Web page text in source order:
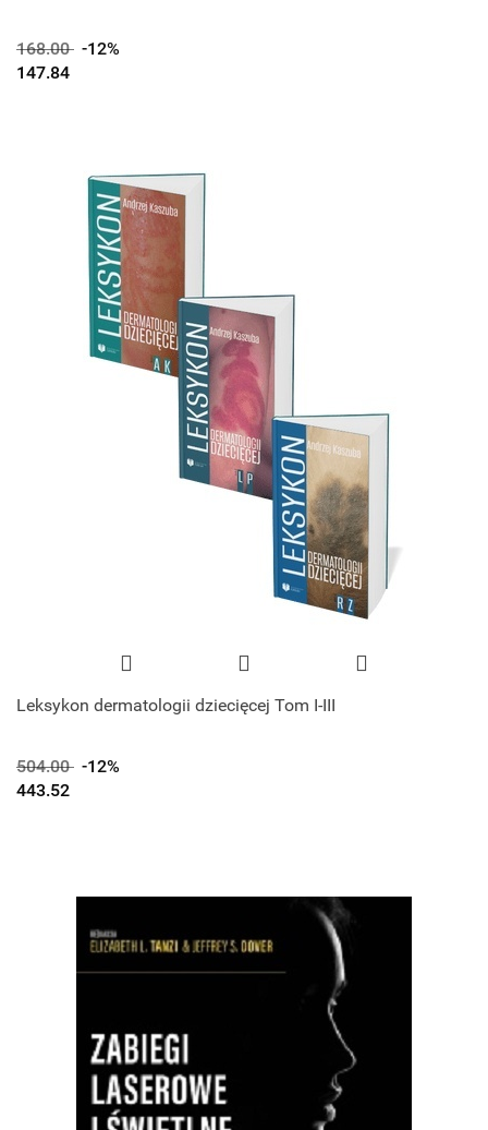
168.00 -12%
147.84
Leksykon dermatologii dziecięcej Tom I-III
504.00 -12%
443.52